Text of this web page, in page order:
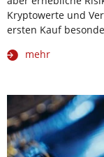
Kryptowerte und
ersten Kauf
mehr